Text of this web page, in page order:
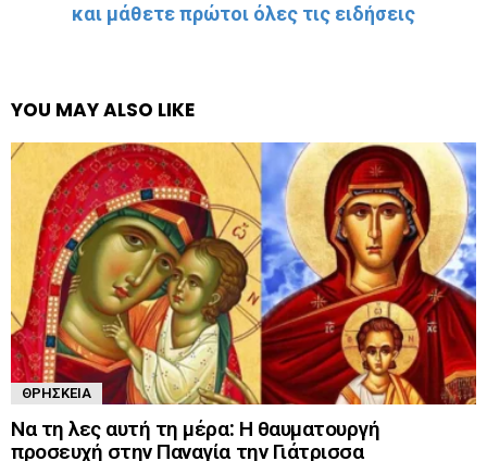
και μάθετε πρώτοι όλες τις ειδήσεις
YOU MAY ALSO LIKE
ΘΡΗΣΚΕΊΑ
Να τη λες αυτή τη μέρα: Η θαυματουργή
προσευχή στην Παναγία την Γιάτρισσα